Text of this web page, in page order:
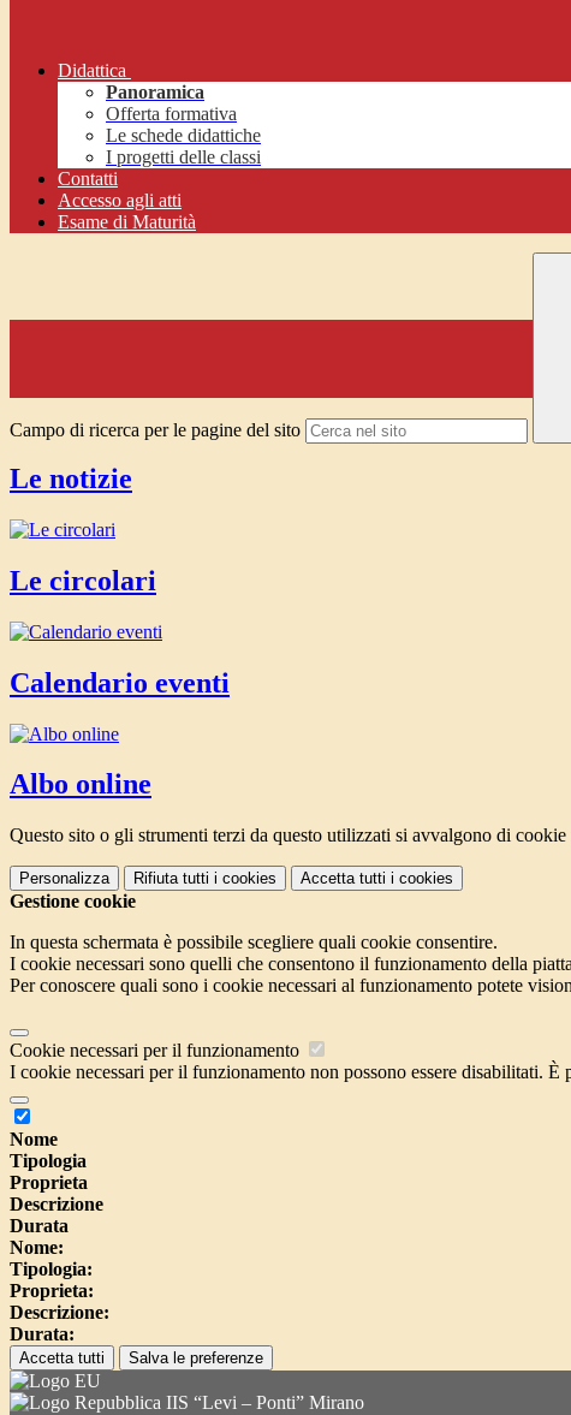
Didattica
Panoramica
Offerta formativa
Le schede didattiche
I progetti delle classi
Contatti
Accesso agli atti
Esame di Maturità
Campo di ricerca per le pagine del sito
Le notizie
Le circolari
Calendario eventi
Albo online
Questo sito o gli strumenti terzi da questo utilizzati si avvalgono di
Personalizza Rifiuta tutti i cookies Accetta tutti i cookies
Gestione cookie
In questa schermata è possibile scegliere quali cookie consentire.
I cookie necessari sono quelli che consentono il funzionamento della
Per conoscere quali sono i cookie necessari al funzionamento potete
Cookie necessari per il funzionamento
I cookie necessari per il funzionamento non possono essere disabilitati.
Nome
Tipologia
Proprieta
Descrizione
Durata
Nome:
Tipologia:
Proprieta:
Descrizione:
Durata:
Accetta tutti Salva le preferenze
IIS “Levi – Ponti” Mirano